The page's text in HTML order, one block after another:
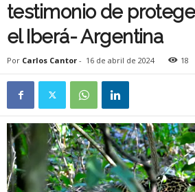
testimonio de
el Iberá- Argentina
Por Carlos Cantor - 16 de abril de 2024 18